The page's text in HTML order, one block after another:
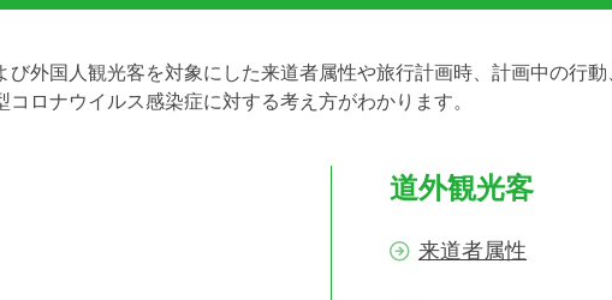
び外国人観光客を対象にした来道者属性や旅行計画時、計画中の行
ロナウイルス感染症に対する考え方がわかります。
道外観光客
来道者属性